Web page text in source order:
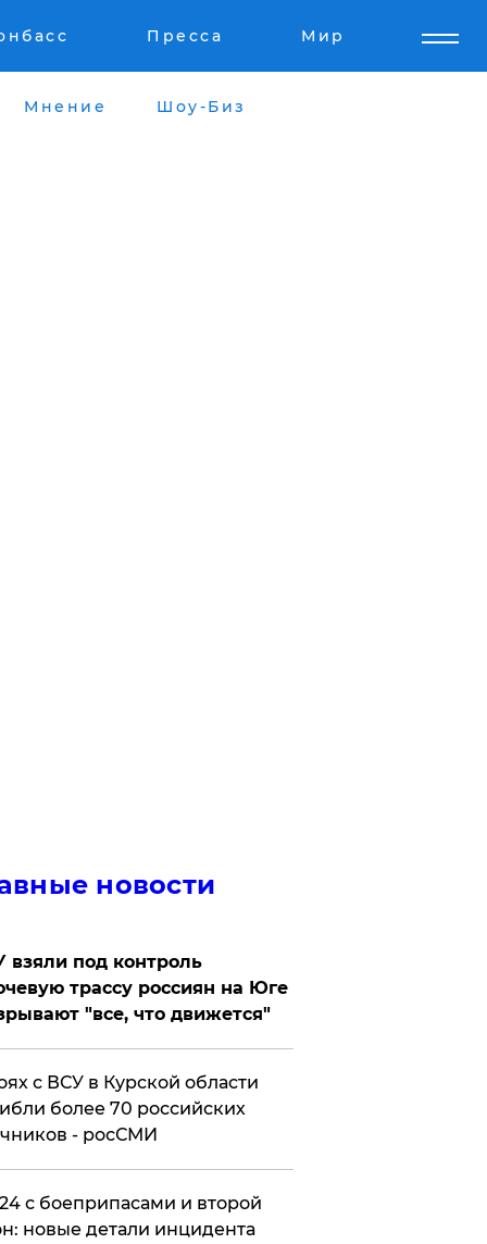
Пресса Мир
Мнение Шоу-Биз
новости
взяли под контроль
трассу россиян на Юге
"все, что движется"
с ВСУ в Курской области
более 70 российских
- росСМИ
с боеприпасами и второй
новые детали инцидента